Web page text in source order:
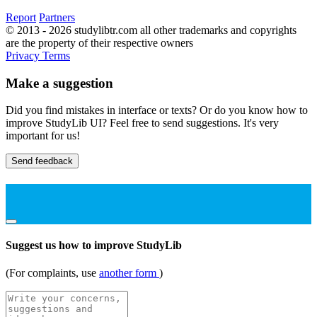
Report Partners
© 2013 - 2026 studylibtr.com all other trademarks and copyrights
are the property of their respective owners
Privacy Terms
Make a suggestion
Did you find mistakes in interface or texts? Or do you know how to
improve StudyLib UI? Feel free to send suggestions. It's very
important for us!
Send feedback
Suggest us how to improve StudyLib
(For complaints, use another form )